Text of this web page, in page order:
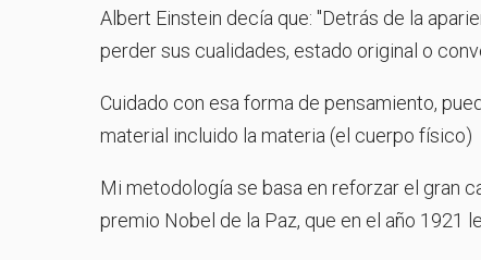
Albert Einstein decía que: "Detrás de la
perder sus cualidades, estado original o
Cuidado con esa forma de pensamiento,
material incluido la materia (el cuerpo físico)
Mi metodología se basa en reforzar el gran
premio Nobel de la Paz, que en el año 1921